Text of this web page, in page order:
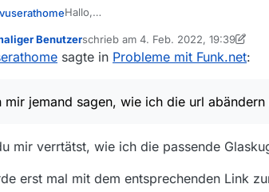
Hallo,
bei denen ich ein 403 bekomme, ist
Bin in DE.
Wenn ich die URL im Browser eingebe,
Reference
und
Ich weiß, daß man fürher noch was an
Benutzerschrieb am 4. Feb. 2022, 19:39
zuletzt editiert von Ein ehemaliger
sagte in Probleme mit Funk.net:
mir jemand sagen, wie ich die url
mir verrtätst, wie ich die passende
erst mal mit dem entsprechenden Link